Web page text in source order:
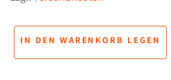
IN DEN WARENKORB LEGEN